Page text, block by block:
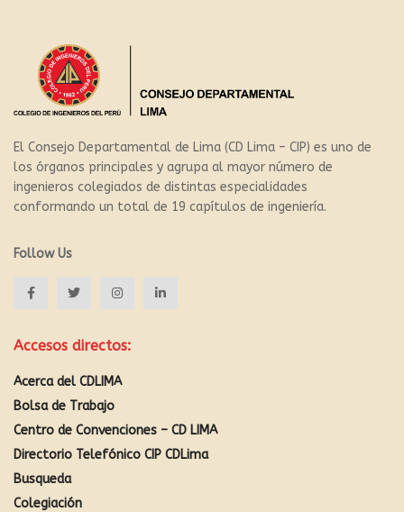
El Consejo Departamental de Lima (CD Lima – CIP) es uno de
los órganos principales y agrupa al mayor número de
ingenieros colegiados de distintas especialidades
conformando un total de 19 capítulos de ingeniería.
Follow Us
Accesos directos:
Acerca del CDLIMA
Bolsa de Trabajo
Centro de Convenciones – CD LIMA
Directorio Telefónico CIP CDLima
Busqueda
Colegiación